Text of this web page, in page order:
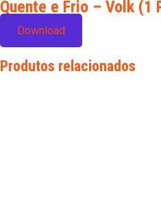
Quente e Frio – Volk (1
Download
Produtos relacionados